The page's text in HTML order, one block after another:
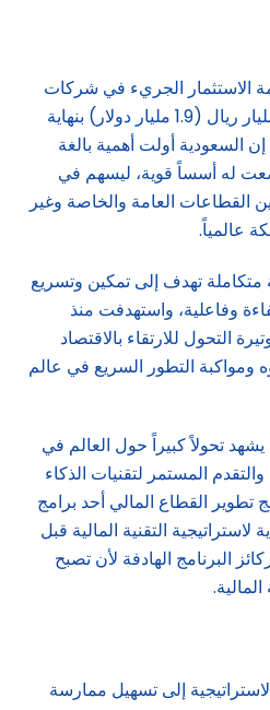
الاستثمار الجريء في شركات
التقنية المالية بالمملكة 7.1 مليار ريال (1.9 مليار دولار) بنهاية
من 2024. وقال إن السعودية أولت أهمية بالغة
له أسساً قوية، ليسهم في
القطاعات العامة والخاصة وغير
عالمياً.
متكاملة تهدف إلى تمكين وتسريع
وفاعلية، واستهدفت منذ
تسريع وتيرة التحول للارتقاء بالاقتصاد
ومواكبة التطور السريع في عالم
يشهد تحولاً كبيراً حول العالم في
المستمر لتقنيات الذكاء
تطوير القطاع المالي أحد برامج
لاستراتيجية التقنية المالية قبل
البرنامج الهادفة لأن تصبح
إلى تسهيل ممارسة